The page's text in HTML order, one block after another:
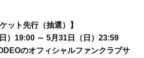
ット先行（抽選）】
）19:00 ～ 5月31日（日）23:59
のオフィシャルファンクラブサ